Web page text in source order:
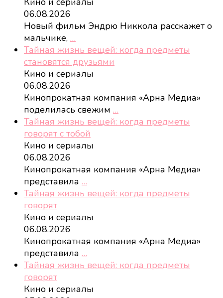
06.08.2026
Новый фильм Эндрю Никкола расскажет о
мальчике, …
Тайная жизнь вещей: когда предметы
становятся друзьями
Кино и сериалы
06.08.2026
Кинопрокатная компания «Арна Медиа»
поделилась свежим …
Тайная жизнь вещей: когда предметы
говорят с тобой
Кино и сериалы
06.08.2026
Кинопрокатная компания «Арна Медиа»
представила …
Тайная жизнь вещей: когда предметы
говорят
Кино и сериалы
06.08.2026
Кинопрокатная компания «Арна Медиа»
представила …
Тайная жизнь вещей: когда предметы
говорят
Кино и сериалы